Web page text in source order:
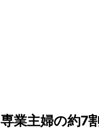
専業主婦の約7